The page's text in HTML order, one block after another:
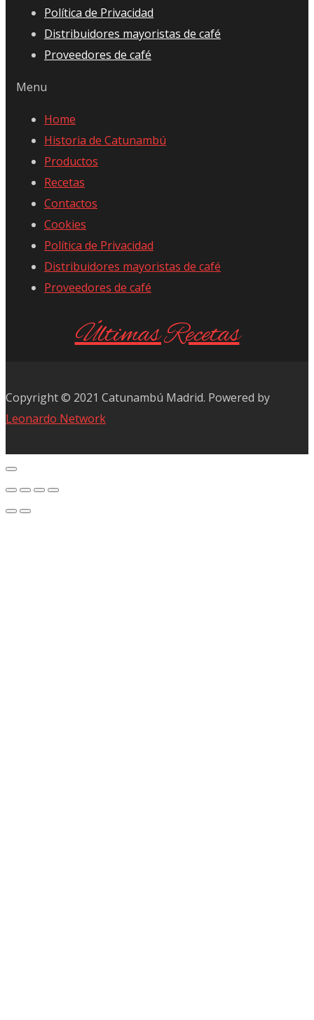
Política de Privacidad
Distribuidores mayoristas de café
Proveedores de café
Menu
Home
Historia de Catunambú
Productos
Recetas
Contactos
Cookies
Política de Privacidad
Distribuidores mayoristas de café
Proveedores de café
Últimas Recetas
Copyright © 2021 Catunambú Madrid. Powered by
Leonardo Network